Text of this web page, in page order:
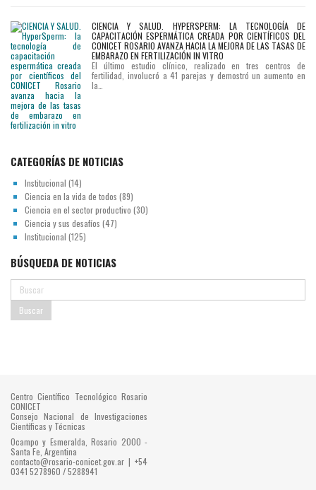
CIENCIA Y SALUD. HYPERSPERM: LA TECNOLOGÍA DE
CAPACITACIÓN ESPERMÁTICA CREADA POR CIENTÍFICOS DEL
CONICET ROSARIO AVANZA HACIA LA MEJORA DE LAS TASAS DE
EMBARAZO EN FERTILIZACIÓN IN VITRO
El último estudio clínico, realizado en tres centros de
fertilidad, involucró a 41 parejas y demostró un aumento en
la…
CATEGORÍAS DE NOTICIAS
Institucional (14)
Ciencia en la vida de todos (89)
Ciencia en el sector productivo (30)
Ciencia y sus desafíos (47)
Institucional (125)
BÚSQUEDA DE NOTICIAS
Centro Científico Tecnológico Rosario
CONICET
Consejo Nacional de Investigaciones
Científicas y Técnicas
Ocampo y Esmeralda, Rosario 2000 -
Santa Fe, Argentina
contacto@rosario-conicet.gov.ar | +54
0341 5278960 / 5288941